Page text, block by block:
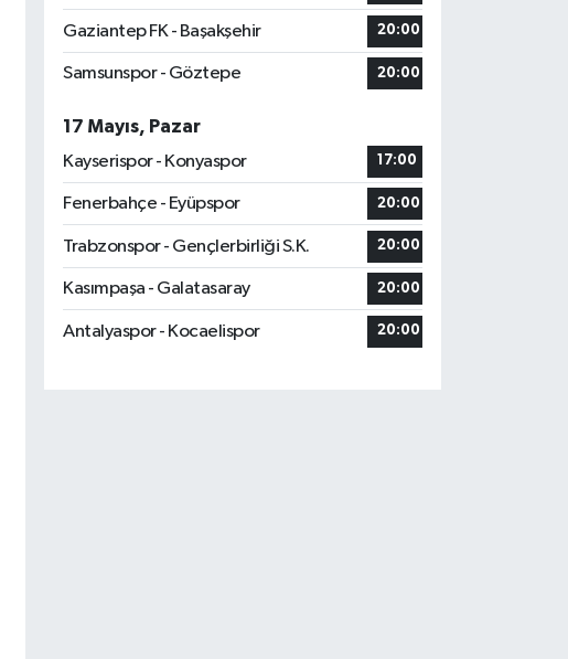
Gaziantep FK - Başakşehir 20:00
Samsunspor - Göztepe 20:00
17 Mayıs, Pazar
Kayserispor - Konyaspor
17:00
Fenerbahçe - Eyüpspor 20:00
Trabzonspor - Gençlerbirliği S.K. 20:00
Kasımpaşa - Galatasaray 20:00
Antalyaspor - Kocaelispor 20:00